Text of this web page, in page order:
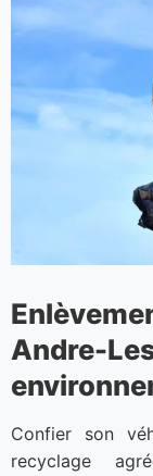
Andre-
Confier son
recyclage